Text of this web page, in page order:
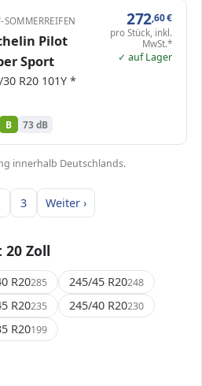
SOMMERREIFEN
Pilot
Sport
R20 101Y *
B 73 dB
272,60€
pro Stück, inkl.
MwSt.*
✓ auf Lager
innerhalb Deutschlands.
3 Weiter ›
Zoll
R20285 245/45 R20248
R20235 245/40 R20230
R20199